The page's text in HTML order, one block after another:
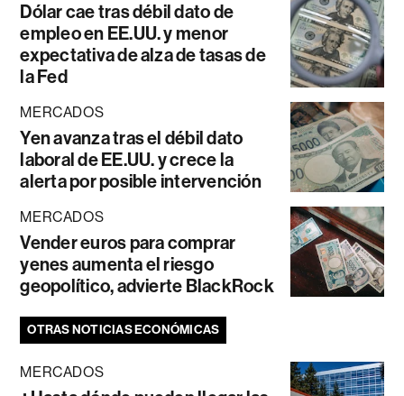
Dólar cae tras débil dato de
empleo en EE.UU. y menor
expectativa de alza de tasas de
la Fed
MERCADOS
Yen avanza tras el débil dato
laboral de EE.UU. y crece la
alerta por posible intervención
MERCADOS
Vender euros para comprar
yenes aumenta el riesgo
geopolítico, advierte BlackRock
OTRAS NOTICIAS ECONÓMICAS
MERCADOS